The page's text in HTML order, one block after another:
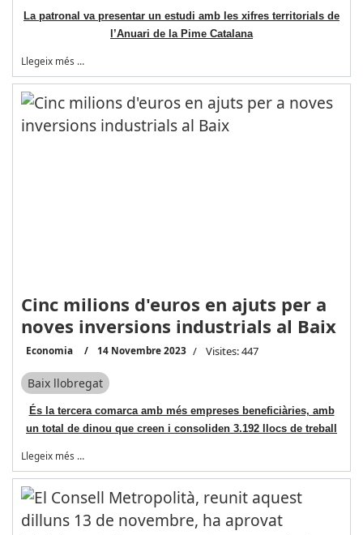
La patronal va presentar un estudi amb les xifres territorials de
l’Anuari de la Pime Catalana
Llegeix més …
Cinc milions d'euros en ajuts per a
noves inversions industrials al Baix
Economia 14 Novembre 2023 Visites: 447
Baix llobregat
És la tercera comarca amb més empreses beneficiàries, amb
un total de dinou que creen i consoliden 3.192 llocs de treball
Llegeix més …